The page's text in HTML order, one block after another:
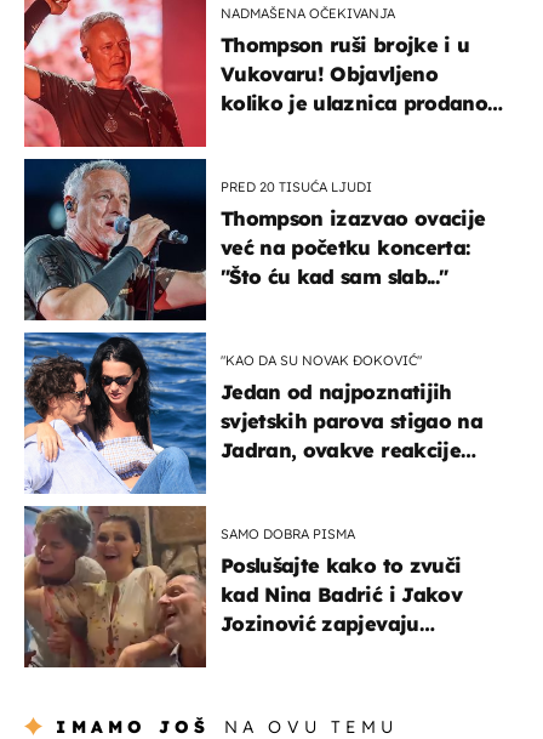
NADMAŠENA OČEKIVANJA
Thompson ruši brojke i u
Vukovaru! Objavljeno
koliko je ulaznica prodano
PRED 20 TISUĆA LJUDI
Thompson izazvao ovacije
već na početku koncerta:
"Što ću kad sam slab..."
"KAO DA SU NOVAK ĐOKOVIĆ"
Jedan od najpoznatijih
svjetskih parova stigao na
Jadran, ovakve reakcije
SAMO DOBRA PISMA
Poslušajte kako to zvuči
kad Nina Badrić i Jakov
Jozinović zapjevaju
IMAMO JOŠ NA OVU TEMU